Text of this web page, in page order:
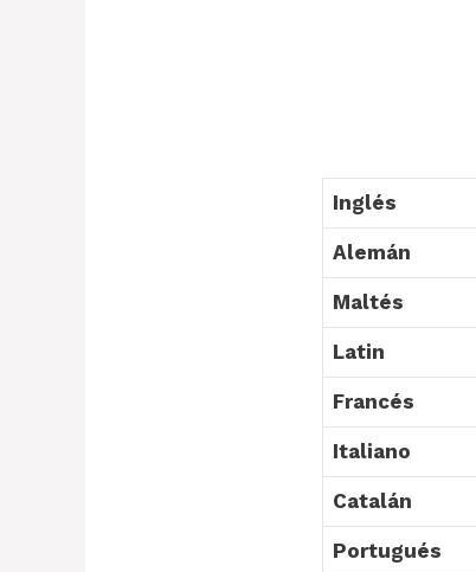
Inglés
Alemán
Maltés
Latin
Francés
Italiano
Catalán
Portugués